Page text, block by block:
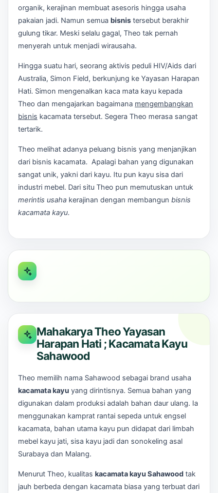
organik, kerajinan membuat asesoris hingga usaha
pakaian jadi. Namun semua bisnis tersebut berakhir
gulung tikar. Meski selalu gagal, Theo tak pernah
menyerah untuk menjadi wirausaha.
Hingga suatu hari, seorang aktivis peduli HIV/Aids dari
Australia, Simon Field, berkunjung ke Yayasan Harapan
Hati. Simon mengenalkan kaca mata kayu kepada
Theo dan mengajarkan bagaimana mengembangkan
bisnis kacamata tersebut. Segera Theo merasa sangat
tertarik.
Theo melihat adanya peluang bisnis yang menjanjikan
dari bisnis kacamata. Apalagi bahan yang digunakan
sangat unik, yakni dari kayu. Itu pun kayu sisa dari
industri mebel. Dari situ Theo pun memutuskan untuk
merintis usaha kerajinan dengan membangun bisnis
kacamata kayu.
Mahakarya Theo Yayasan
Harapan Hati ; Kacamata Kayu
Sahawood
Theo memilih nama Sahawood sebagai brand usaha
kacamata kayu yang dirintisnya. Semua bahan yang
digunakan dalam produksi adalah bahan daur ulang. Ia
menggunakan kamprat rantai sepeda untuk engsel
kacamata, bahan utama kayu pun didapat dari limbah
mebel kayu jati, sisa kayu jadi dan sonokeling asal
Surabaya dan Malang.
Menurut Theo, kualitas kacamata kayu Sahawood tak
jauh berbeda dengan kacamata biasa yang terbuat dari